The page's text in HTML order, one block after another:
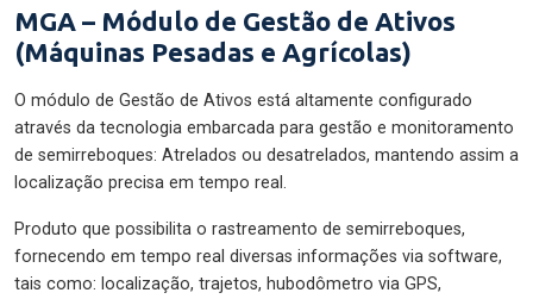
MGA – Módulo de Gestão de Ativos
(Máquinas Pesadas e Agrícolas)
O módulo de Gestão de Ativos está altamente configurado
através da tecnologia embarcada para gestão e monitoramento
de semirreboques: Atrelados ou desatrelados, mantendo assim a
localização precisa em tempo real.
Produto que possibilita o rastreamento de semirreboques,
fornecendo em tempo real diversas informações via software,
tais como: localização, trajetos, hubodômetro via GPS,